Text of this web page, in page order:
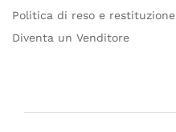
Politica di reso e restituzione
Diventa un Venditore